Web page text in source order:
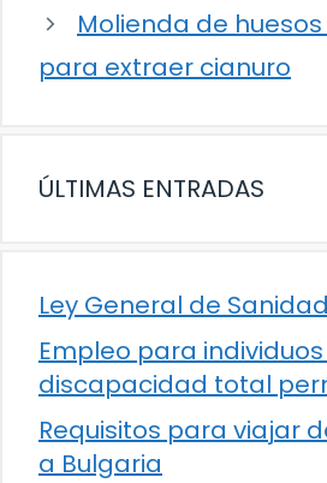
Molienda de
para extraer cianuro
ÚLTIMAS ENTRADAS
Ley General de
Empleo para
discapacidad total
Requisitos para viajar
a Bulgaria